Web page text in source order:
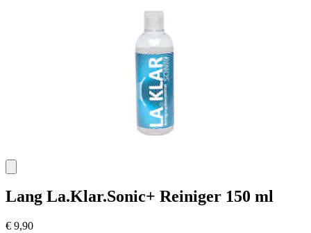
Lang La.Klar.Sonic+ Reiniger 150 ml
€ 9,90